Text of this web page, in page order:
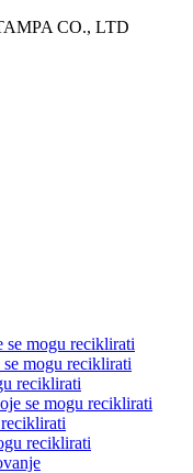
CO., LTD
se mogu reciklirati
mogu reciklirati
reciklirati
se mogu reciklirati
reciklirati